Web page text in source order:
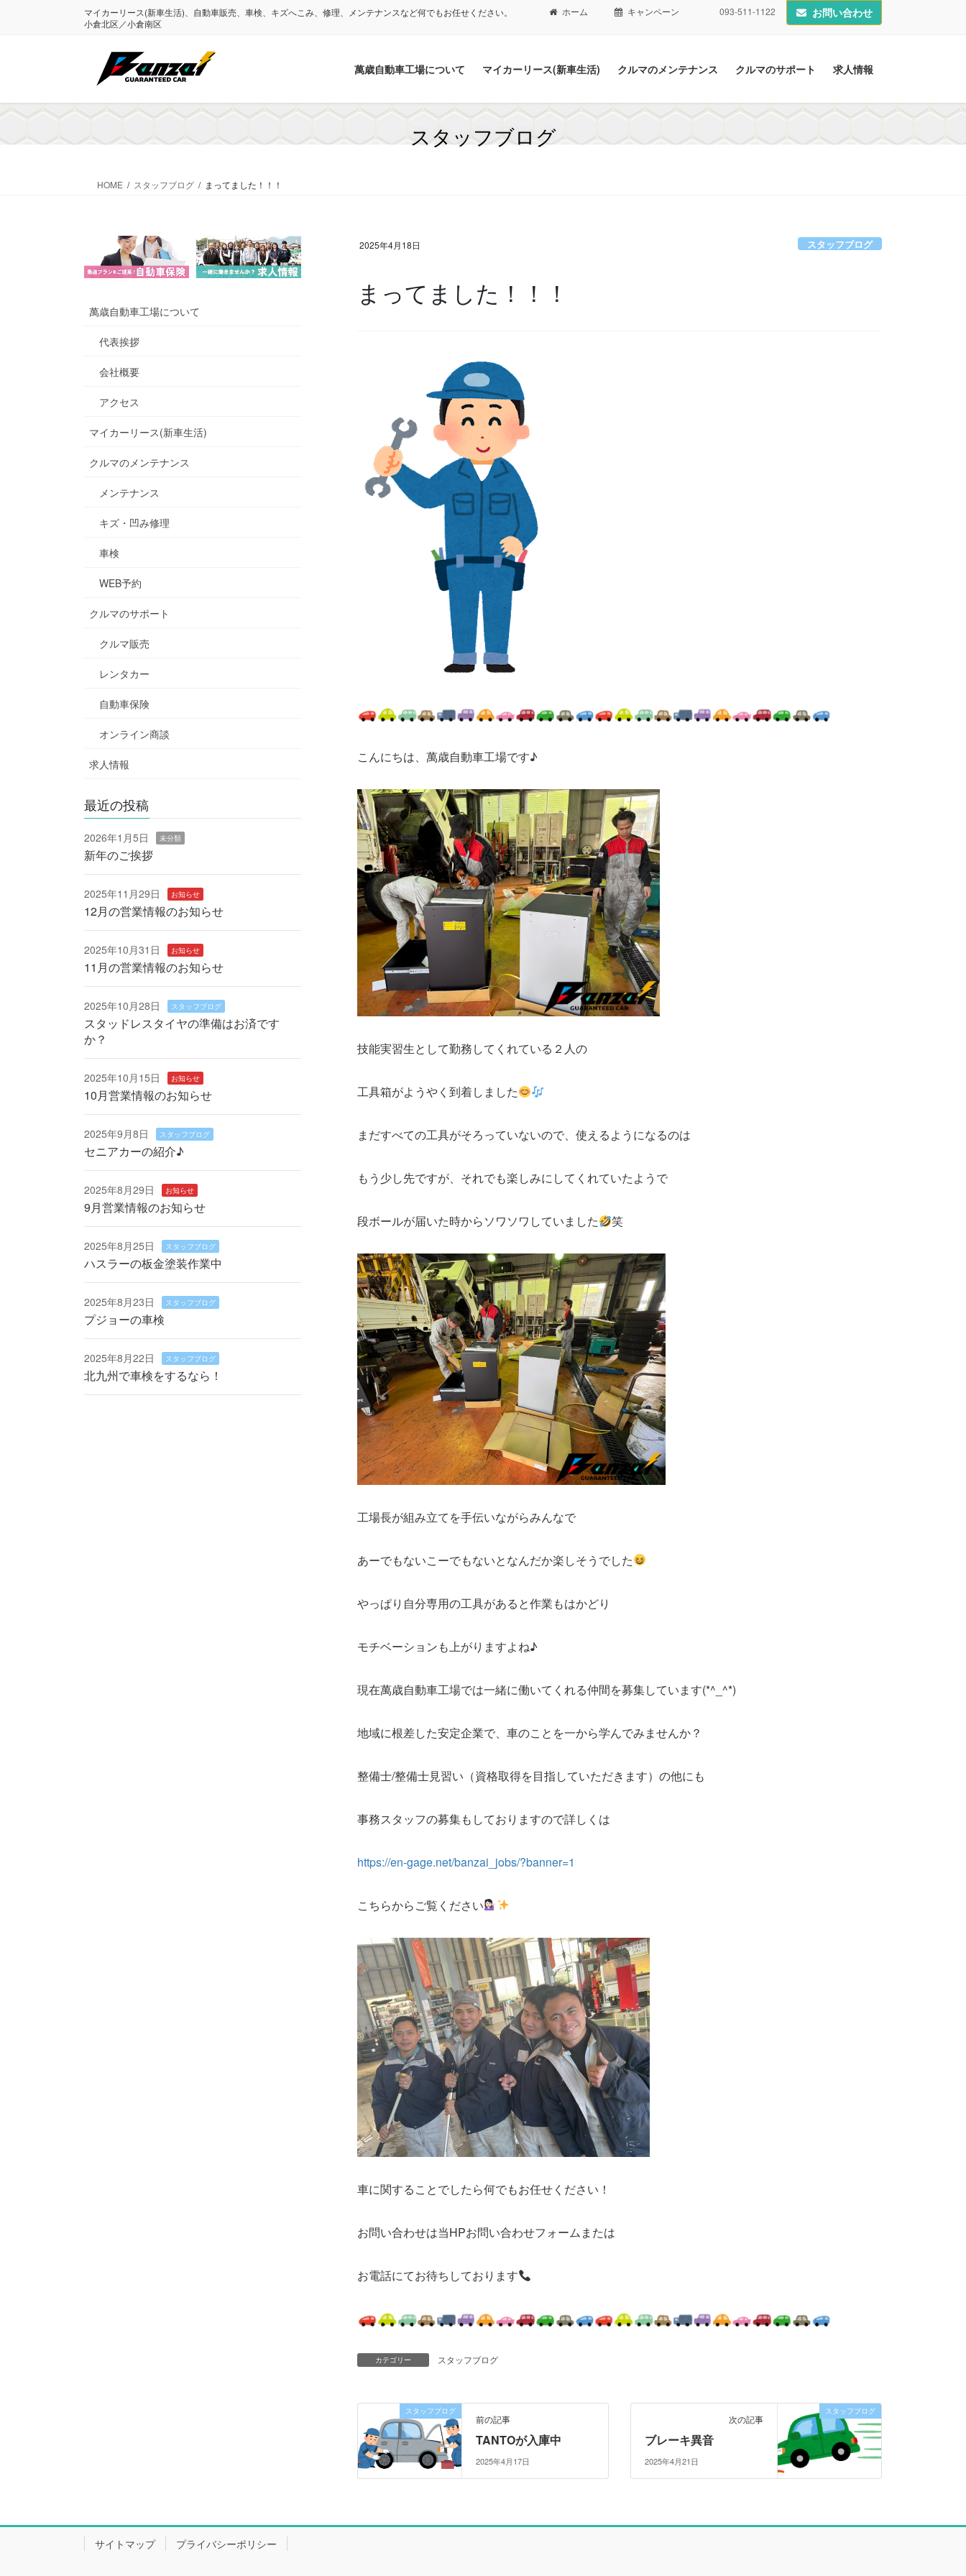
移
ン
移
マイカーリース(新車生活)、自動車販売、車検、キズへこみ、修理、メンテナンスなど何でもお任せください。
小倉北区／小倉南区
ホーム キャンペーン 093-511-1122 お問い合わせ
萬歳自動車工場について マイカーリース(新車生活) クルマのメンテナンス クルマのサポート 求人情報
スタッフブログ
HOME スタッフブログ まってました！！！
2025年4月18日 スタッフブログ
まってました！！！
こんにちは、萬歳自動車工場です♪
技能実習生として勤務してくれている２人の
工具箱がようやく到着しました
まだすべての工具がそろっていないので、使えるようになるのは
もう少し先ですが、それでも楽しみにしてくれていたようで
段ボールが届いた時からソワソワしていました 笑
工場長が組み立てを手伝いながらみんなで
あーでもないこーでもないとなんだか楽しそうでした
やっぱり自分専用の工具があると作業もはかどり
モチベーションも上がりますよね♪
現在萬歳自動車工場では一緒に働いてくれる仲間を募集しています(*^_^*)
地域に根差した安定企業で、車のことを一から学んでみませんか？
整備士/整備士見習い（資格取得を目指していただきます）の他にも
事務スタッフの募集もしておりますので詳しくは
https://en-gage.net/banzai_jobs/?banner=1
こちらからご覧ください
車に関することでしたら何でもお任せください！
お問い合わせは当HPお問い合わせフォームまたは
お電話にてお待ちしております
カテゴリー スタッフブログ
スタッフブログ
前の記事
TANTOが入庫中
2025年4月17日
スタッフブログ
次の記事
ブレーキ異音
2025年4月21日
萬歳自動車工場について
代表挨拶
会社概要
アクセス
マイカーリース(新車生活)
クルマのメンテナンス
メンテナンス
キズ・凹み修理
車検
WEB予約
クルマのサポート
クルマ販売
レンタカー
自動車保険
オンライン商談
求人情報
最近の投稿
2026年1月5日 未分類
新年のご挨拶
2025年11月29日 お知らせ
12月の営業情報のお知らせ
2025年10月31日 お知らせ
11月の営業情報のお知らせ
2025年10月28日 スタッフブログ
スタッドレスタイヤの準備はお済です
か？
2025年10月15日 お知らせ
10月営業情報のお知らせ
2025年9月8日 スタッフブログ
セニアカーの紹介♪
2025年8月29日 お知らせ
9月営業情報のお知らせ
2025年8月25日 スタッフブログ
ハスラーの板金塗装作業中
2025年8月23日 スタッフブログ
プジョーの車検
2025年8月22日 スタッフブログ
北九州で車検をするなら！
サイトマップ プライバシーポリシー